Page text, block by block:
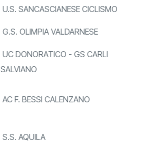
U.S. SANCASCIANESE CICLISMO
G.S. OLIMPIA VALDARNESE
UC DONORATICO - GS CARLI
SALVIANO
AC F. BESSI CALENZANO
S.S. AQUILA